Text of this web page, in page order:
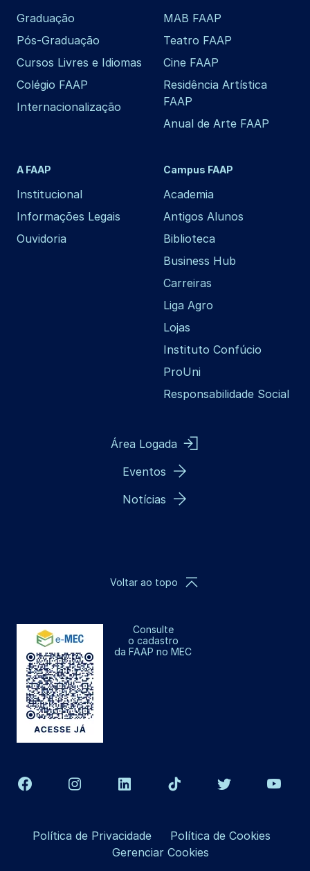
Graduação
Pós-Graduação
Cursos Livres e Idiomas
Colégio FAAP
Internacionalização
MAB FAAP
Teatro FAAP
Cine FAAP
Residência Artística
FAAP
Anual de Arte FAAP
A FAAP
Institucional
Informações Legais
Ouvidoria
Campus FAAP
Academia
Antigos Alunos
Biblioteca
Business Hub
Carreiras
Liga Agro
Lojas
Instituto Confúcio
ProUni
Responsabilidade Social
Área Logada
Eventos
Notícias
Consulte
o cadastro
da FAAP no MEC
Voltar ao topo
Política de Privacidade
Política de Cookies
Gerenciar Cookies